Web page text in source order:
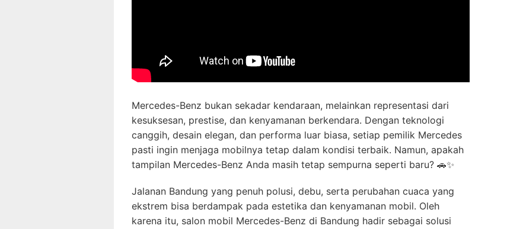
Mercedes-Benz bukan sekadar kendaraan, melainkan representasi dari
kesuksesan, prestise, dan kenyamanan berkendara. Dengan teknologi
canggih, desain elegan, dan performa luar biasa, setiap pemilik Mercedes
pasti ingin menjaga mobilnya tetap dalam kondisi terbaik. Namun, apakah
tampilan Mercedes-Benz Anda masih tetap sempurna seperti baru? 🚗✨
Jalanan Bandung yang penuh polusi, debu, serta perubahan cuaca yang
ekstrem bisa berdampak pada estetika dan kenyamanan mobil. Oleh
karena itu, salon mobil Mercedes-Benz di Bandung hadir sebagai solusi